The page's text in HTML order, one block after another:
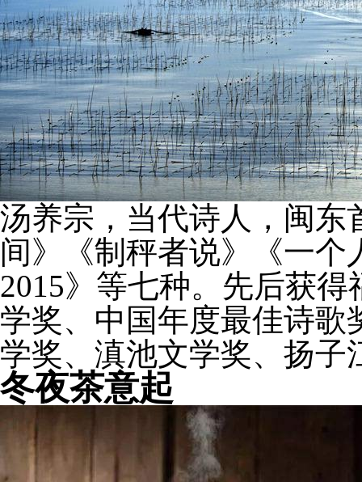
汤养宗，当代诗人，闽东
间》《制秤者说》《一
2015》等七种。先后获
学奖、中国年度最佳诗歌
学奖、滇池文学奖、扬子
冬夜茶意起